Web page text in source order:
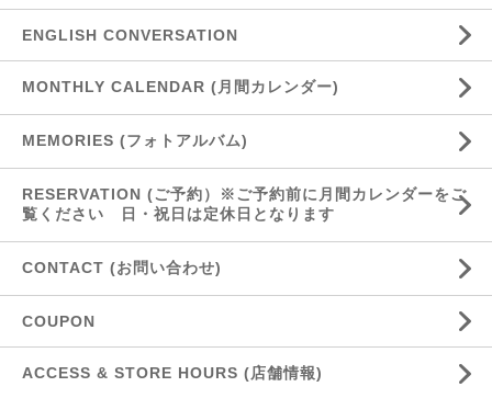
ENGLISH CONVERSATION
MONTHLY CALENDAR (月間カレンダー)
MEMORIES (フォトアルバム)
RESERVATION (ご予約）※ご予約前に月間カレンダーをご
覧ください 日・祝日は定休日となります
CONTACT (お問い合わせ)
COUPON
ACCESS & STORE HOURS (店舗情報)